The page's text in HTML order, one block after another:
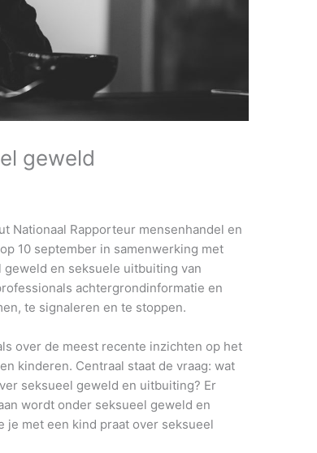
geweld
Nationaal Rapporteur mensenhandel en
10 september in samenwerking met
en seksuele uitbuiting van
achtergrondinformatie en
te signaleren en te stoppen.
over de meest recente inzichten op het
kinderen. Centraal staat de vraag: wat
seksueel geweld en uitbuiting? Er
wordt onder seksueel geweld en
met een kind praat over seksueel